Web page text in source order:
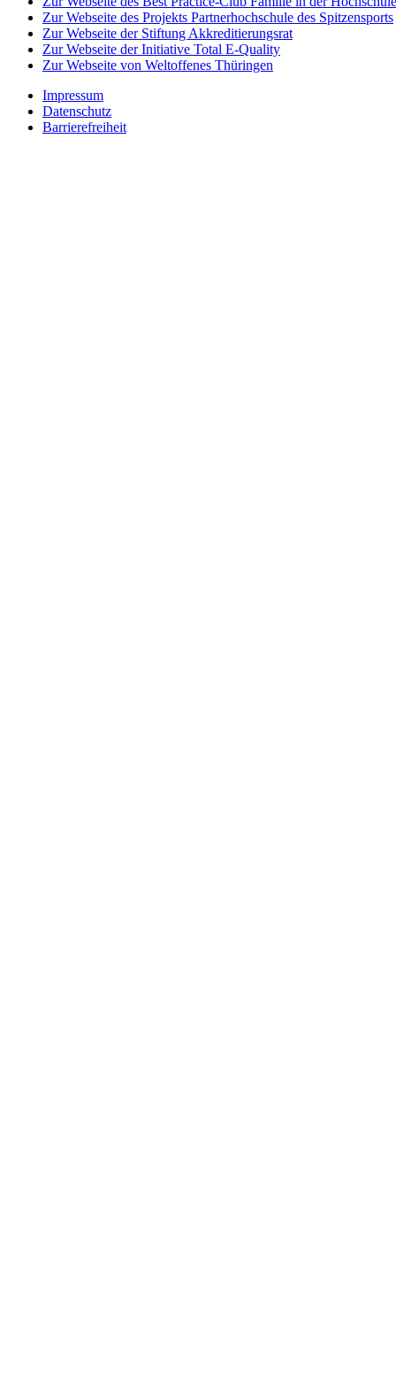
Zur Webseite des Projekts Partnerhochschule des Spitzensports
Zur Webseite der Stiftung Akkreditierungsrat
Zur Webseite der Initiative Total E-Quality
Zur Webseite von Weltoffenes Thüringen
Impressum
Datenschutz
Barrierefreiheit